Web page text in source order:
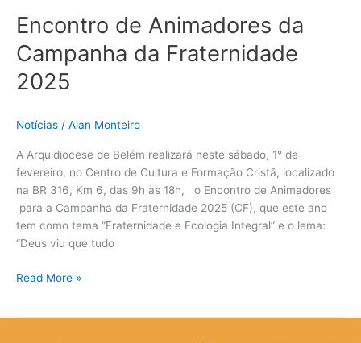
Encontro de Animadores da
Campanha da Fraternidade
2025
Notícias / Alan Monteiro
A Arquidiocese de Belém realizará neste sábado, 1° de
fevereiro, no Centro de Cultura e Formação Cristã, localizado
na BR 316, Km 6, das 9h às 18h, o Encontro de Animadores
para a Campanha da Fraternidade 2025 (CF), que este ano
tem como tema “Fraternidade e Ecologia Integral” e o lema:
“Deus viu que tudo
Read More »